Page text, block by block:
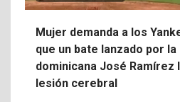
Mujer demanda a los
que un bate lanzado por
dominicana José Ramírez
lesión cerebral